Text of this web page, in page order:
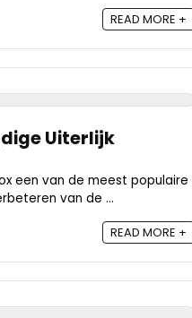
READ MORE +
Uiterlijk
een van de meest populaire
van de ...
READ MORE +